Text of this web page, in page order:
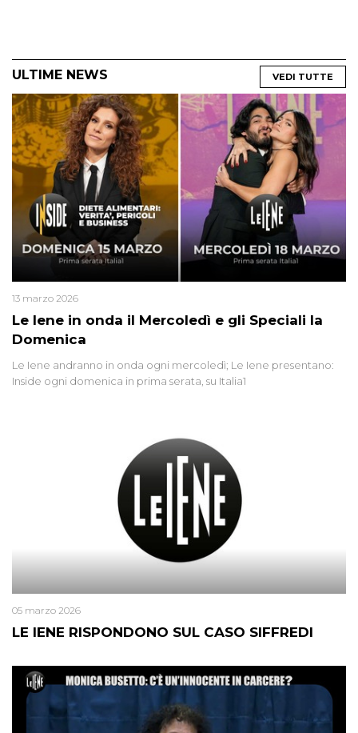
ULTIME NEWS VEDI TUTTE
Le Iene in onda il Mercoledì e gli Speciali la
Domenica
13 marzo 2026
Le Iene andranno in onda ogni mercoledì; Le Iene presentano:
Inside ogni domenica in prima serata, su Italia1
LE IENE RISPONDONO SUL CASO SIFFREDI
05 marzo 2026